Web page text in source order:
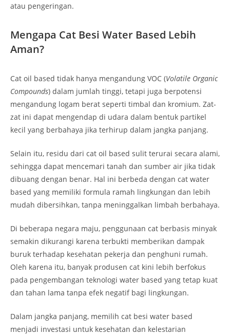
atau pengeringan.
Mengapa Cat Besi Water Based Lebih
Aman?
Cat oil based tidak hanya mengandung VOC (Volatile Organic
Compounds) dalam jumlah tinggi, tetapi juga berpotensi
mengandung logam berat seperti timbal dan kromium. Zat-
zat ini dapat mengendap di udara dalam bentuk partikel
kecil yang berbahaya jika terhirup dalam jangka panjang.
Selain itu, residu dari cat oil based sulit terurai secara alami,
sehingga dapat mencemari tanah dan sumber air jika tidak
dibuang dengan benar. Hal ini berbeda dengan cat water
based yang memiliki formula ramah lingkungan dan lebih
mudah dibersihkan, tanpa meninggalkan limbah berbahaya.
Di beberapa negara maju, penggunaan cat berbasis minyak
semakin dikurangi karena terbukti memberikan dampak
buruk terhadap kesehatan pekerja dan penghuni rumah.
Oleh karena itu, banyak produsen cat kini lebih berfokus
pada pengembangan teknologi water based yang tetap kuat
dan tahan lama tanpa efek negatif bagi lingkungan.
Dalam jangka panjang, memilih cat besi water based
menjadi investasi untuk kesehatan dan kelestarian